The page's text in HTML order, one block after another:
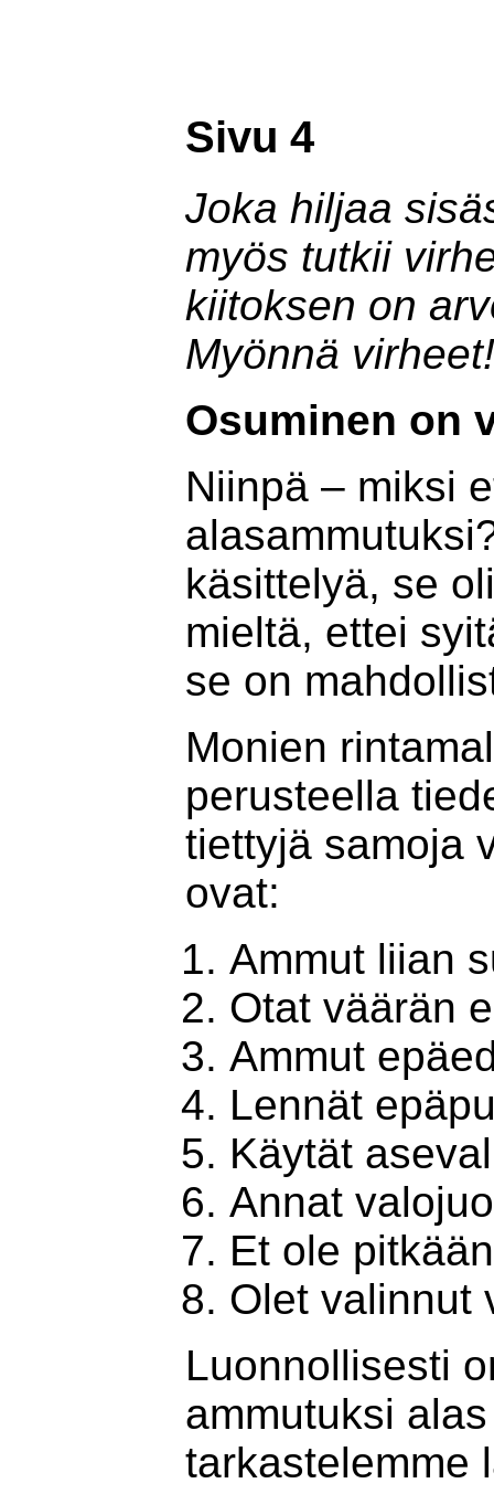
Sivu 4
Joka hiljaa
myös tutkii
kiitoksen on
Myönnä
Osuminen on
Niinpä – miksi
käsittelyä, se
mieltä, ettei
se on
Monien
perusteella
tiettyjä samoja
ovat:
Ammut liian
Otat väärän
Ammut
Lennät
Käytät
Annat
Et ole
Olet valinnut
Luonnollisesti
ammutuksi
tarkastelemme